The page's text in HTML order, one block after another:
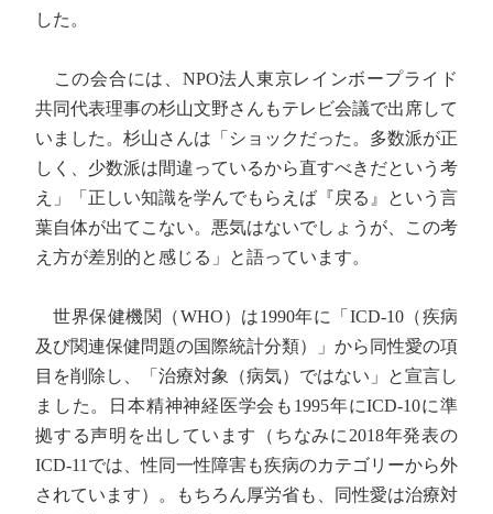
した。
この会合には、NPO法人東京レインボープライド
共同代表理事の杉山文野さんもテレビ会議で出席して
いました。杉山さんは「ショックだった。多数派が正
しく、少数派は間違っているから直すべきだという考
え」「正しい知識を学んでもらえば『戻る』という言
葉自体が出てこない。悪気はないでしょうが、この考
え方が差別的と感じる」と語っています。
世界保健機関（WHO）は1990年に「ICD-10（疾病
及び関連保健問題の国際統計分類）」から同性愛の項
目を削除し、「治療対象（病気）ではない」と宣言し
ました。日本精神神経医学会も1995年にICD-10に準
拠する声明を出しています（ちなみに2018年発表の
ICD-11では、性同一性障害も疾病のカテゴリーから外
されています）。もちろん厚労省も、同性愛は治療対